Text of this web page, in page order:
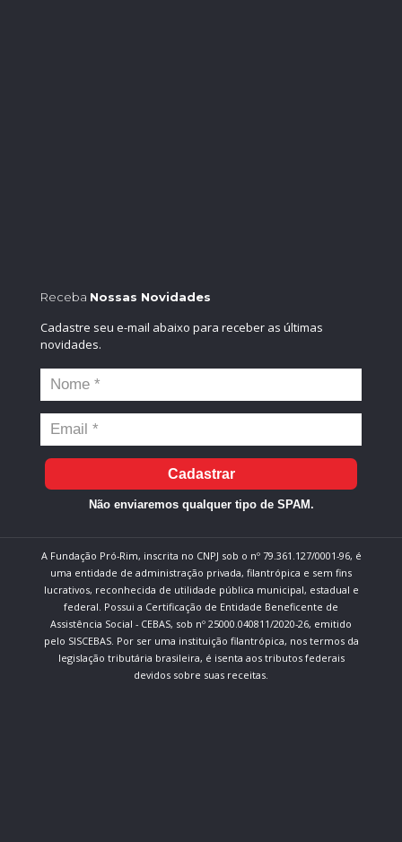
Receba Nossas Novidades
Cadastre seu e-mail abaixo para receber as últimas
novidades.
Cadastrar
Não enviaremos qualquer tipo de SPAM.
A Fundação Pró-Rim, inscrita no CNPJ sob o nº 79.361.127/0001-96, é
uma entidade de administração privada, filantrópica e sem fins
lucrativos, reconhecida de utilidade pública municipal, estadual e
federal. Possui a Certificação de Entidade Beneficente de
Assistência Social - CEBAS, sob nº 25000.040811/2020-26, emitido
pelo SISCEBAS. Por ser uma instituição filantrópica, nos termos da
legislação tributária brasileira, é isenta aos tributos federais
devidos sobre suas receitas.